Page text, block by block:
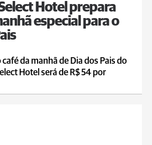
Hotel prepara
especial para o
da manhã de Dia dos Pais do
Hotel será de R$ 54 por